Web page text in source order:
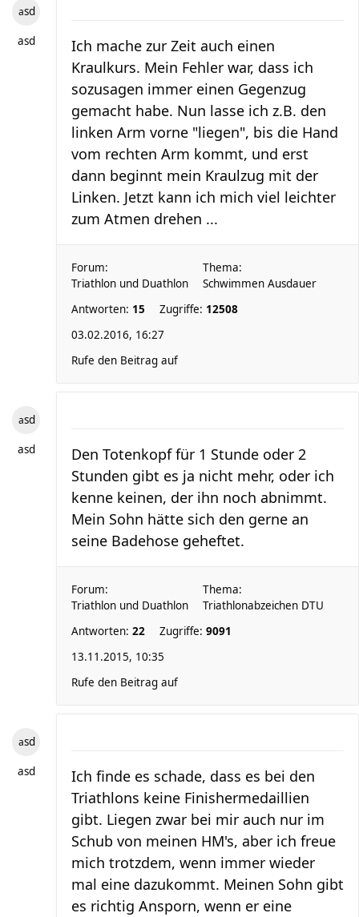
asd
asd
Ich mache zur Zeit auch einen
Kraulkurs. Mein Fehler war, dass ich
sozusagen immer einen Gegenzug
gemacht habe. Nun lasse ich z.B. den
linken Arm vorne "liegen", bis die Hand
vom rechten Arm kommt, und erst
dann beginnt mein Kraulzug mit der
Linken. Jetzt kann ich mich viel leichter
zum Atmen drehen ...
Forum:
Triathlon und Duathlon
Thema:
Schwimmen Ausdauer
Antworten: 15 Zugriffe: 12508
03.02.2016, 16:27
Rufe den Beitrag auf
asd
asd
Den Totenkopf für 1 Stunde oder 2
Stunden gibt es ja nicht mehr, oder ich
kenne keinen, der ihn noch abnimmt.
Mein Sohn hätte sich den gerne an
seine Badehose geheftet.
Forum:
Triathlon und Duathlon
Thema:
Triathlonabzeichen DTU
Antworten: 22 Zugriffe: 9091
13.11.2015, 10:35
Rufe den Beitrag auf
asd
asd
Ich finde es schade, dass es bei den
Triathlons keine Finishermedaillien
gibt. Liegen zwar bei mir auch nur im
Schub von meinen HM's, aber ich freue
mich trotzdem, wenn immer wieder
mal eine dazukommt. Meinen Sohn gibt
es richtig Ansporn, wenn er eine